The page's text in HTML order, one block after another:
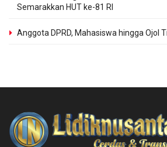
Semarakkan HUT ke-81 RI
Anggota DPRD, Mahasiswa hingga Ojol